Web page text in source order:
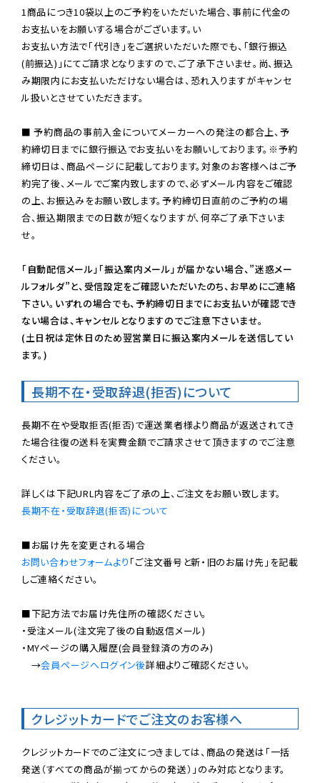
1商品につき10袋以上のご予約をいただいた場合、事前に代金の
お支払いをお願いする場合がございます。い
お支払い方法で「代引き」をご選択いただいた際でも、「銀行振込
(前振込)」にてご請求となりますので、ご了承下さいませ。尚、振込
み期限内にお支払いただけない場合は、恐れ入りますがキャンセ
ル扱いとさせていただきます。
■ 予約商品の事前入金についてメーカーへの発注の都合上、予
約締切日までに銀行振込でお支払いをお願いしております。※予約
締切日は、商品ページに記載しております。対象のお客様へはご予
約完了後、メールでご案内致しますので、必ずメール内容をご確認
の上、お振込みをお願い致します。予約締切日直前のご予約の場
合、振込期限までの日数が短くなりますが、何卒ご了承下さいま
せ。
「自動配信メール」「振込案内メール」が届かない場合、”迷惑メー
ルフォルダ”と、受信設定をご確認いただいたのち、お早めにご連絡
下さい。いずれの場合でも、予約締切日までにお支払いが確認でき
ない場合は、キャンセルとなりますのでご注意下さいませ。
(土日祝は定休日のため翌営業日に振込案内メールを送信してい
ます。)
長期不在・受取辞退(拒否)について
長期不在や受取拒否(拒否)で運送業者様より商品が返送されてき
た場合往復の送料を実費金額でご請求させて頂きますのでご注意
ください。
長期不在・受取辞退(拒否)について
お問い合わせフォームより 「ご注文番号と新・旧のお届け先」を記載
しご連絡ください。
■下記方法でお届け先住所の確認ください。
・受注メール(注文完了後の自動返信メール)
・MYページの購入履歴(会員登録済の方のみ)
→会員ページへログイン後詳細よりご確認ください。
クレジットカードでご注文のお客様へ
クレジットカードでのご注文につきましては、商品の発送は「一括
発送（すべての商品が揃ってからの発送）」のみ対応となります。